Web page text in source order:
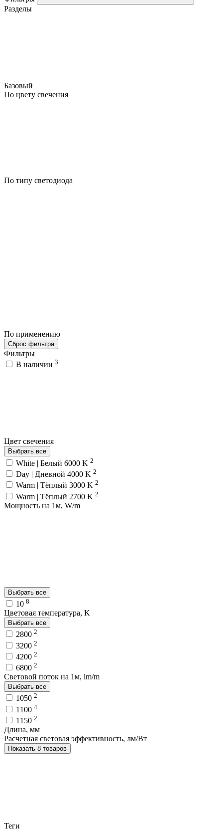
Разделы
Базовый
По цвету свечения
По типу светодиода
По применению
Сброс фильтра
Фильтры
В наличии 3
Цвет свечения
Выбрать все
White | Белый 6000 K 2
Day | Дневной 4000 K 2
Warm | Тёплый 3000 K 2
Warm | Тёплый 2700 K 2
Мощность на 1м, W/m
Выбрать все
10 8
Цветовая температура, K
Выбрать все
2800 2
3200 2
4200 2
6800 2
Световой поток на 1м, lm/m
Выбрать все
1050 2
1100 4
1150 2
Длина, мм
Расчетная световая эффективность, лм/Вт
Показать 8 товаров
Теги